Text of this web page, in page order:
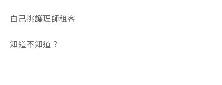
自己挑護理師租客
知道不知道？